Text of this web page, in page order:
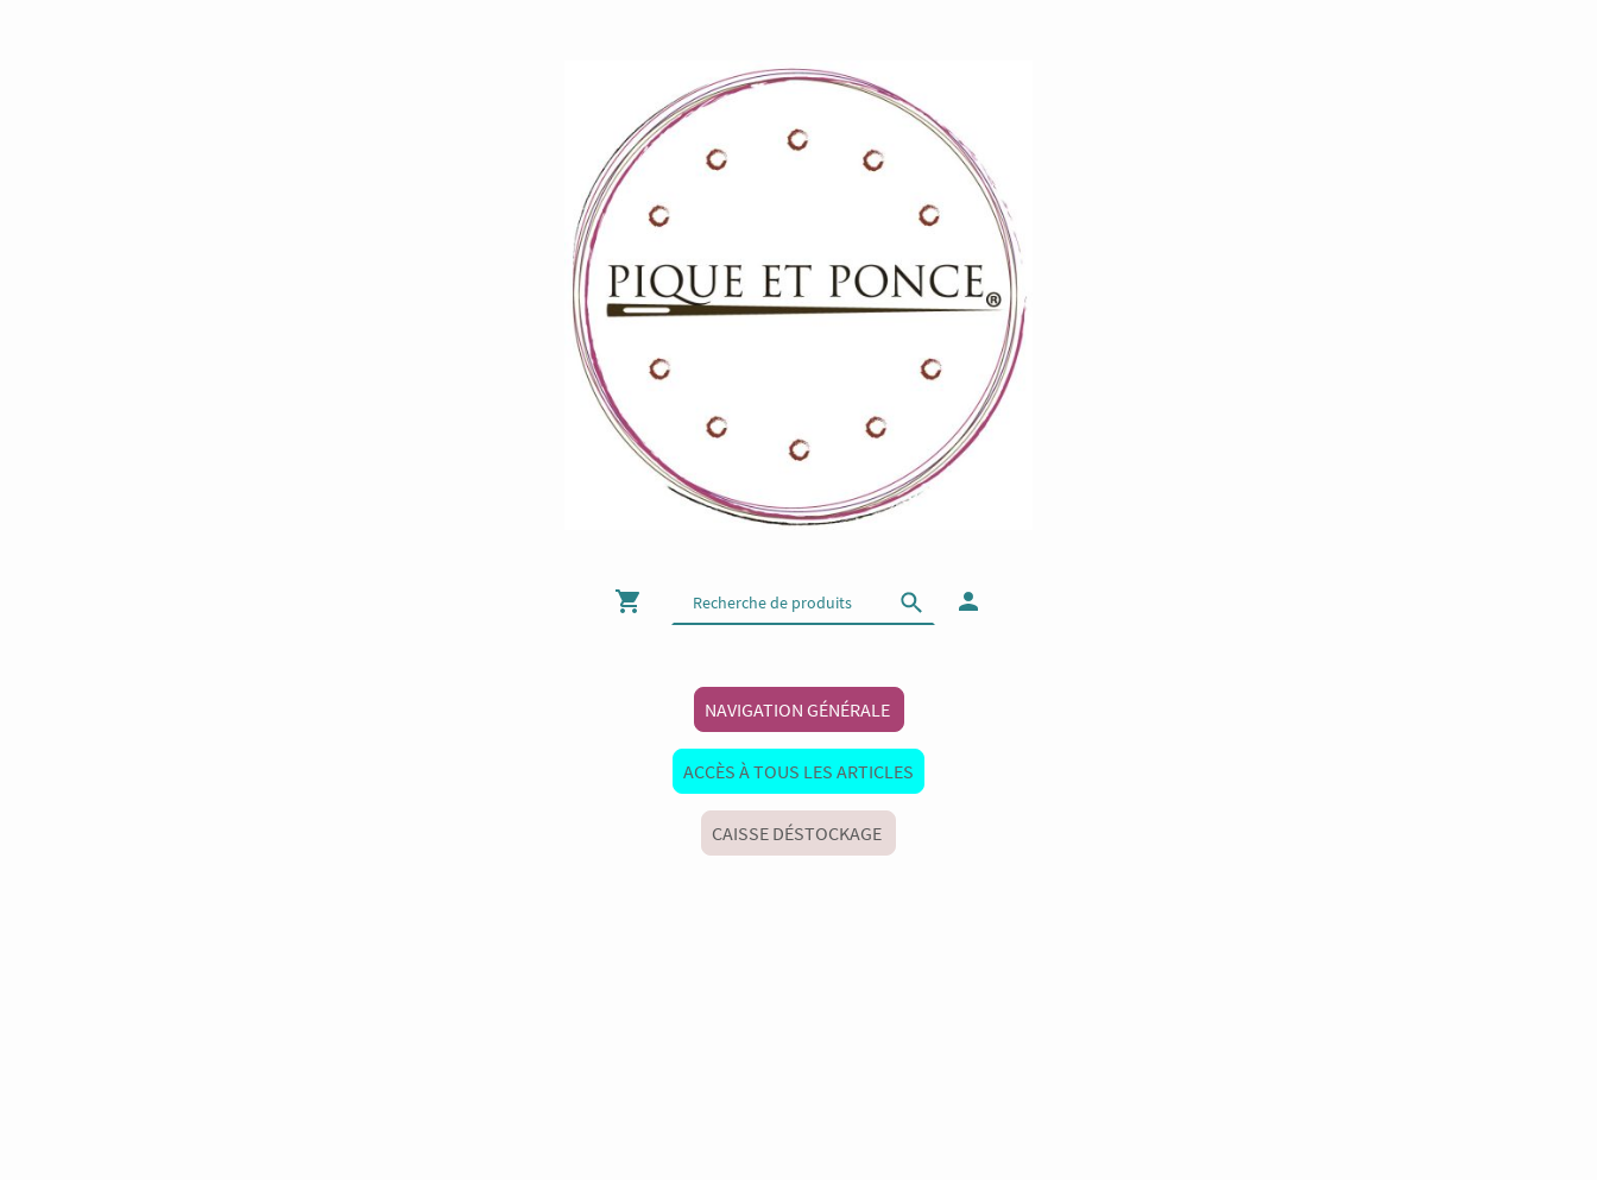
NAVIGATION GÉNÉRALE
ACCÈS À TOUS LES ARTICLES
CAISSE DÉSTOCKAGE